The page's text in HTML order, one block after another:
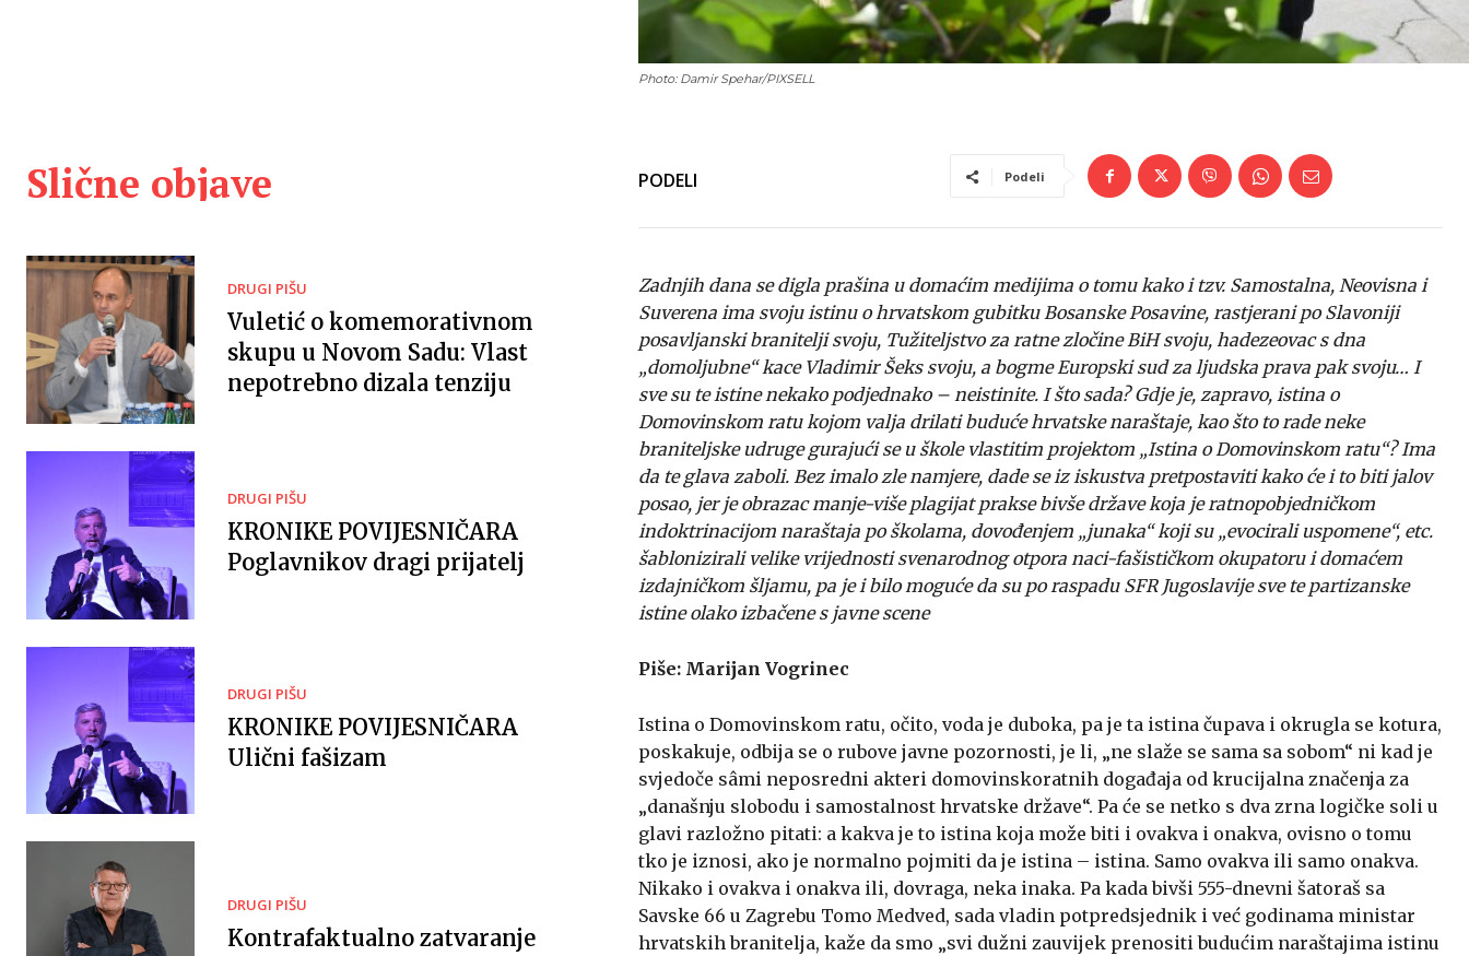
Photo: Damir Spehar/PIXSELL
Slične objave
DRUGI PIŠU
Vuletić o komemorativnom
skupu u Novom Sadu: Vlast
nepotrebno dizala tenziju
DRUGI PIŠU
KRONIKE POVIJESNIČARA
Poglavnikov dragi prijatelj
DRUGI PIŠU
KRONIKE POVIJESNIČARA
Ulični fašizam
DRUGI PIŠU
Kontrafaktualno zatvaranje
PODELI Podeli
Zadnjih dana se digla prašina u domaćim medijima o tomu kako i tzv. Samostalna, Neovisna i
Suverena ima svoju istinu o hrvatskom gubitku Bosanske Posavine, rastjerani po Slavoniji
posavljanski branitelji svoju, Tužiteljstvo za ratne zločine BiH svoju, hadezeovac s dna
„domoljubne“ kace Vladimir Šeks svoju, a bogme Europski sud za ljudska prava pak svoju… I
sve su te istine nekako podjednako – neistinite. I što sada? Gdje je, zapravo, istina o
Domovinskom ratu kojom valja drilati buduće hrvatske naraštaje, kao što to rade neke
braniteljske udruge gurajući se u škole vlastitim projektom „Istina o Domovinskom ratu“? Ima
da te glava zaboli. Bez imalo zle namjere, dade se iz iskustva pretpostaviti kako će i to biti jalov
posao, jer je obrazac manje-više plagijat prakse bivše države koja je ratnopobjedničkom
indoktrinacijom naraštaja po školama, dovođenjem „junaka“ koji su „evocirali uspomene“, etc.
šablonizirali velike vrijednosti svenarodnog otpora naci-fašističkom okupatoru i domaćem
izdajničkom šljamu, pa je i bilo moguće da su po raspadu SFR Jugoslavije sve te partizanske
istine olako izbačene s javne scene
Piše: Marijan Vogrinec
Istina o Domovinskom ratu, očito, voda je duboka, pa je ta istina čupava i okrugla se kotura,
poskakuje, odbija se o rubove javne pozornosti, je li, „ne slaže se sama sa sobom“ ni kad je
svjedoče sâmi neposredni akteri domovinskoratnih događaja od krucijalna značenja za
„današnju slobodu i samostalnost hrvatske države“. Pa će se netko s dva zrna logičke soli u
glavi razložno pitati: a kakva je to istina koja može biti i ovakva i onakva, ovisno o tomu
tko je iznosi, ako je normalno pojmiti da je istina – istina. Samo ovakva ili samo onakva.
Nikako i ovakva i onakva ili, dovraga, neka inaka. Pa kada bivši 555-dnevni šatoraš sa
Savske 66 u Zagrebu Tomo Medved, sada vladin potpredsjednik i već godinama ministar
hrvatskih branitelja, kaže da smo „svi dužni zauvijek prenositi budućim naraštajima istinu